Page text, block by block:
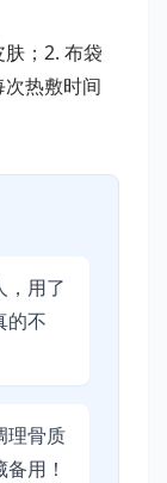
；2. 布袋
热敷时间
，用了
的不
理骨质
用！